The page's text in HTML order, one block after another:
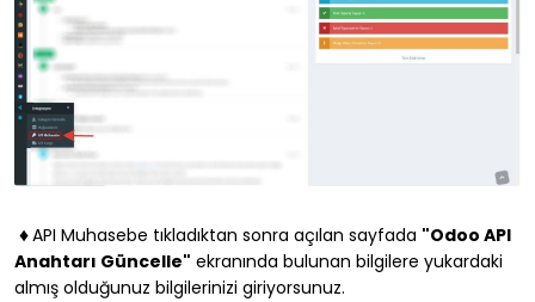
♦API Muhasebe tıkladıktan sonra açılan sayfada "Odoo API
Anahtarı Güncelle" ekranında bulunan bilgilere yukardaki
almış olduğunuz bilgilerinizi giriyorsunuz.